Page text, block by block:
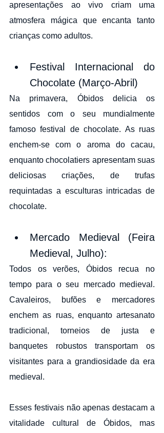
apresentações ao vivo criam uma
atmosfera mágica que encanta tanto
crianças como adultos.
Festival Internacional do
Chocolate (Março-Abril)
Na primavera, Óbidos delicia os
sentidos com o seu mundialmente
famoso festival de chocolate. As ruas
enchem-se com o aroma do cacau,
enquanto chocolatiers apresentam suas
deliciosas criações, de trufas
requintadas a esculturas intricadas de
chocolate.
Mercado Medieval (Feira
Medieval, Julho):
Todos os verões, Óbidos recua no
tempo para o seu mercado medieval.
Cavaleiros, bufões e mercadores
enchem as ruas, enquanto artesanato
tradicional, torneios de justa e
banquetes robustos transportam os
visitantes para a grandiosidade da era
medieval.
Esses festivais não apenas destacam a
vitalidade cultural de Óbidos, mas